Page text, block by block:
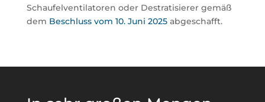
Schaufelventilatoren oder Destratisierer gemäß
dem Beschluss vom 10. Juni 2025abgeschafft.